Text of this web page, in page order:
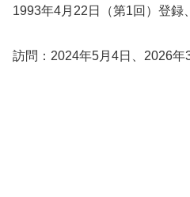
1993年4月22日（第1回）登録
訪問：2024年5月4日、2026年